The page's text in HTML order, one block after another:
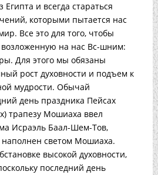
и всегда стараться
которыми пытается нас
Все это для того, чтобы
на нас Вс-шним:
Для этого мы обязаны
рост духовности и подъем к
мудрости. Обычай
день праздника Пейсах
трапезу Мошиаха ввел
Исраэль Баал-Шем-Тов,
наполнен светом Мошиаха.
высокой духовности,
последний день